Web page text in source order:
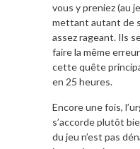
vous y preniez (au
mettant autant de
assez rageant. Ils
faire la même
cette quête
en 25 heures.
Encore une fois,
s’accorde plutôt
du jeu n’est pas